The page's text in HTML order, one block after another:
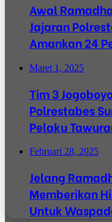
Awal
Jajaran
Amankan 24
Maret 1, 2025
Tim 3
Polrestabes
Pelaku
Februari 28, 2025
Jelang
Memberikan
Untuk